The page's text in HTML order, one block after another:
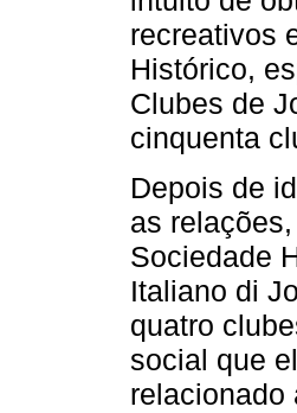
recreativos
Histórico,
Clubes de
cinquenta
Depois de
as
Sociedade
Italiano di
quatro
social que
relacionado